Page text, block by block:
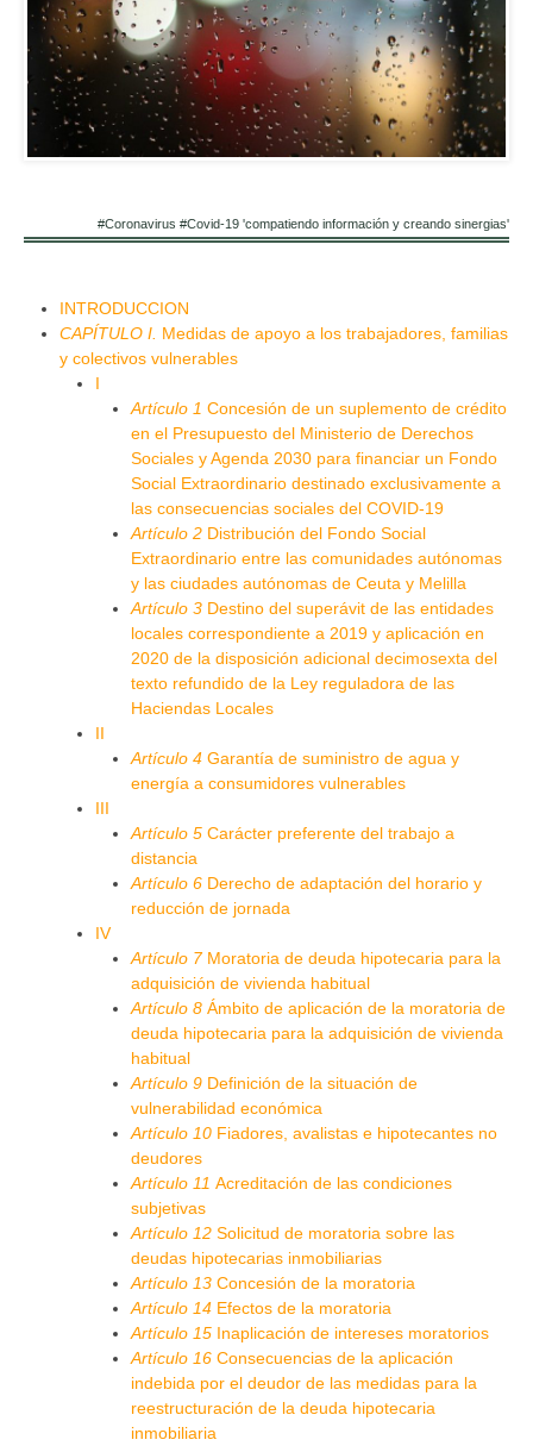
#Coronavirus #Covid-19 'compatiendo información y creando sinergias'
INTRODUCCION
CAPÍTULO I. Medidas de apoyo a los trabajadores, familias
y colectivos vulnerables
I
Artículo 1 Concesión de un suplemento de crédito
en el Presupuesto del Ministerio de Derechos
Sociales y Agenda 2030 para financiar un Fondo
Social Extraordinario destinado exclusivamente a
las consecuencias sociales del COVID-19
Artículo 2 Distribución del Fondo Social
Extraordinario entre las comunidades autónomas
y las ciudades autónomas de Ceuta y Melilla
Artículo 3 Destino del superávit de las entidades
locales correspondiente a 2019 y aplicación en
2020 de la disposición adicional decimosexta del
texto refundido de la Ley reguladora de las
Haciendas Locales
II
Artículo 4 Garantía de suministro de agua y
energía a consumidores vulnerables
III
Artículo 5 Carácter preferente del trabajo a
distancia
Artículo 6 Derecho de adaptación del horario y
reducción de jornada
IV
Artículo 7Moratoria de deuda hipotecaria para la
adquisición de vivienda habitual
Artículo 8 Ámbito de aplicación de la moratoria de
deuda hipotecaria para la adquisición de vivienda
habitual
Artículo 9 Definición de la situación de
vulnerabilidad económica
Artículo 10 Fiadores, avalistas e hipotecantes no
deudores
Artículo 11 Acreditación de las condiciones
subjetivas
Artículo 12 Solicitud de moratoria sobre las
deudas hipotecarias inmobiliarias
Artículo 13 Concesión de la moratoria
Artículo 14 Efectos de la moratoria
Artículo 15 Inaplicación de intereses moratorios
Artículo 16 Consecuencias de la aplicación
indebida por el deudor de las medidas para la
reestructuración de la deuda hipotecaria
inmobiliaria